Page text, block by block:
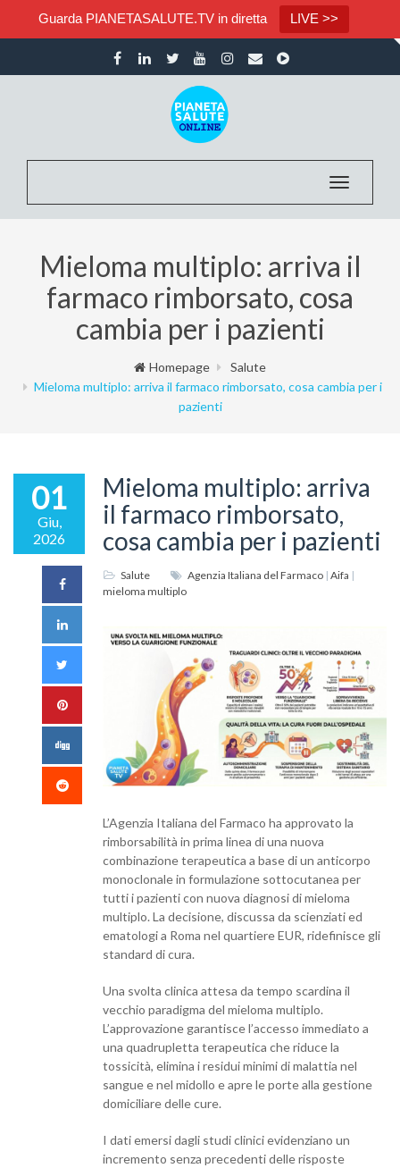
Guarda PIANETASALUTE.TV in diretta LIVE >>
Toggle
Mieloma multiplo: arriva il
farmaco rimborsato, cosa
cambia per i pazienti
Homepage
Salute
Mieloma multiplo: arriva il farmaco rimborsato, cosa cambia per i
pazienti
01
Giu,
2026
Mieloma multiplo: arriva
il farmaco rimborsato,
cosa cambia per i pazienti
Salute Agenzia Italiana del Farmaco | Aifa |
mieloma multiplo
L’Agenzia Italiana del Farmaco ha approvato la
rimborsabilità in prima linea di una nuova
combinazione terapeutica a base di un anticorpo
monoclonale in formulazione sottocutanea per
tutti i pazienti con nuova diagnosi di mieloma
multiplo. La decisione, discussa da scienziati ed
ematologi a Roma nel quartiere EUR, ridefinisce gli
standard di cura.
Una svolta clinica attesa da tempo scardina il
vecchio paradigma del mieloma multiplo.
L’approvazione garantisce l’accesso immediato a
una quadrupletta terapeutica che riduce la
tossicità, elimina i residui minimi di malattia nel
sangue e nel midollo e apre le porte alla gestione
domiciliare delle cure.
I dati emersi dagli studi clinici evidenziano un
incremento senza precedenti delle risposte